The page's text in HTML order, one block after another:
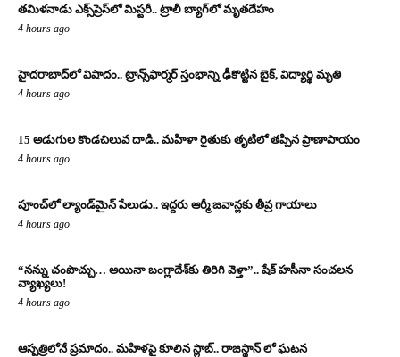
తమిళనాడు ఎక్స్‌ప్రెస్‌లో మిస్టరీ.. ట్రాలీ బ్యాగ్‌లో మృతదేహం
4 hours ago
హైదరాబాద్‌లో విషాదం.. ట్రాన్స్‌ఫార్మర్ స్తంభాన్ని ఢీకొట్టిన బైక్, విద్యార్థి మృతి
4 hours ago
15 అడుగుల కొండచిలువ దాడి.. మహిళా రైతుకు తృటిలో తప్పిన ప్రాణాపాయం
4 hours ago
పూంచ్‌లో ల్యాండ్‌మైన్ పేలుడు.. ఇద్దరు ఆర్మీ జవాన్లకు తీవ్ర గాయాలు
4 hours ago
“నన్ను చంపొచ్చు… అయినా బంగ్లాదేశ్‌కు తిరిగి వెళ్తా”.. షేక్ హసీనా సంచలన
వ్యాఖ్యలు!
4 hours ago
ఆస్పత్రిలోనే ప్రమాదం.. మహిళపై కూలిన స్లాబ్‌.. రాజస్థాన్ లో ఘటన